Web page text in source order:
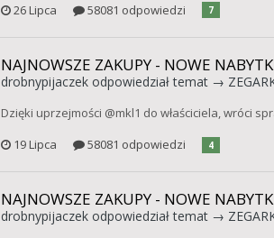
26 Lipca
58081 odpowiedzi 7
NAJNOWSZE ZAKUPY - NOWE
drobnypijaczekodpowiedział temat →
Dzięki uprzejmości @mkl1 do właściciela, wróci
19 Lipca
58081 odpowiedzi 4
NAJNOWSZE ZAKUPY - NOWE
drobnypijaczekodpowiedział temat →